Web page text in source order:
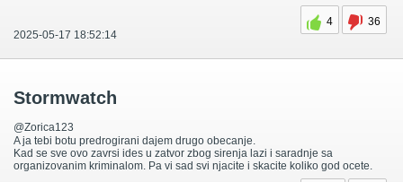
4
36
2025-05-17 18:52:14
Stormwatch
@Zorica123
A ja tebi botu predrogirani dajem drugo obecanje.
Kad se sve ovo zavrsi ides u zatvor zbog sirenja lazi i saradnje sa
organizovanim kriminalom. Pa vi sad svi njacite i skacite koliko god ocete.